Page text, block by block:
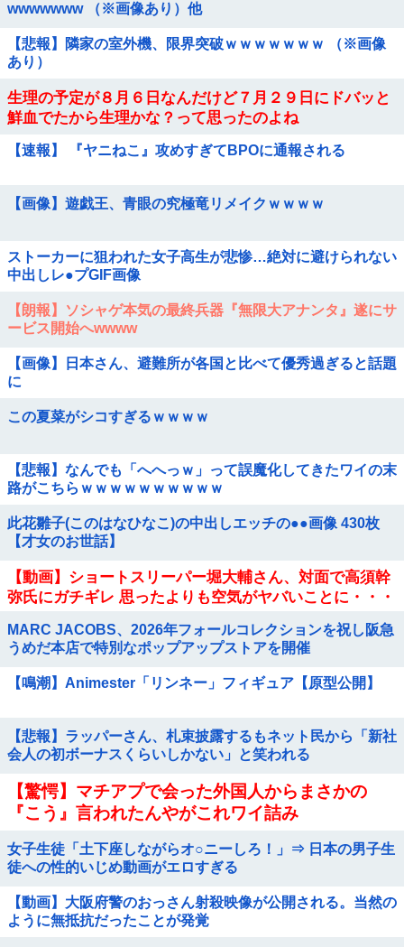
wwwwwww （※画像あり）他
【悲報】隣家の室外機、限界突破ｗｗｗｗｗｗｗ （※画像
あり）
生理の予定が８月６日なんだけど７月２９日にドバッと
鮮血でたから生理かな？って思ったのよね
【速報】 『ヤニねこ』攻めすぎてBPOに通報される
【画像】遊戯王、青眼の究極竜リメイクｗｗｗｗ
ストーカーに狙われた女子高生が悲惨…絶対に避けられない
中出しレ●プGIF画像
【朗報】ソシャゲ本気の最終兵器『無限大アナンタ』遂にサ
ービス開始へwwww
【画像】日本さん、避難所が各国と比べて優秀過ぎると話題
に
この夏菜がシコすぎるｗｗｗｗ
【悲報】なんでも「へへっｗ」って誤魔化してきたワイの末
路がこちらｗｗｗｗｗｗｗｗｗｗ
此花雛子(このはなひなこ)の中出しエッチの●●画像 430枚
【才女のお世話】
【動画】ショートスリーパー堀大輔さん、対面で高須幹
弥氏にガチギレ 思ったよりも空気がヤバいことに・・・
MARC JACOBS、2026年フォールコレクションを祝し阪急
うめだ本店で特別なポップアップストアを開催
【鳴潮】Animester「リンネー」フィギュア【原型公開】
【悲報】ラッパーさん、札束披露するもネット民から「新社
会人の初ボーナスくらいしかない」と笑われる
【驚愕】マチアプで会った外国人からまさかの
『こう』言われたんやがこれワイ詰み
女子生徒「土下座しながらオ○ニーしろ！」⇒ 日本の男子生
徒への性的いじめ動画がエロすぎる
【動画】大阪府警のおっさん射殺映像が公開される。当然の
ように無抵抗だったことが発覚